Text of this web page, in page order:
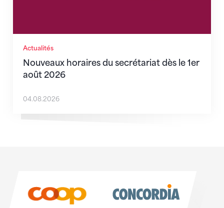
Actualités
Nouveaux horaires du secrétariat dès le 1er
août 2026
04.08.2026